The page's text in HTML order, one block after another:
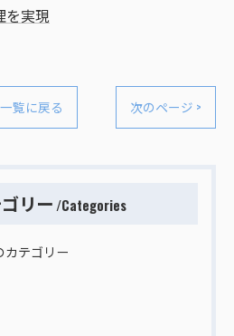
を実現
一覧に戻る 次のページ >
リー Categories
カテゴリー